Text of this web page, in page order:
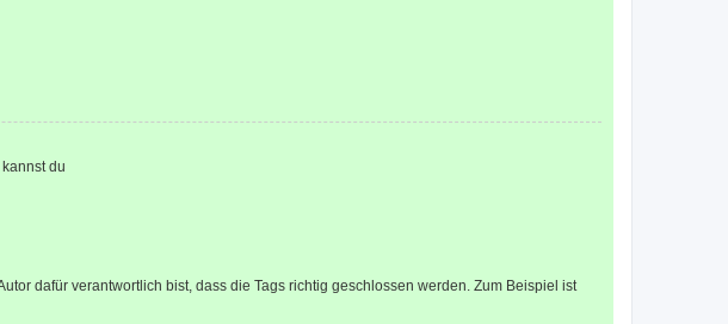
du
dafür verantwortlich bist, dass die Tags richtig geschlossen werden. Zum Beispiel ist